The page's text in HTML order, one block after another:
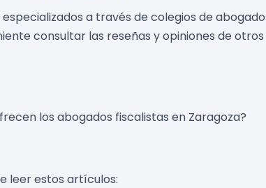
a través de colegios de
consultar las reseñas y opiniones de
los abogados fiscalistas en Zaragoza?
leer estos artículos: